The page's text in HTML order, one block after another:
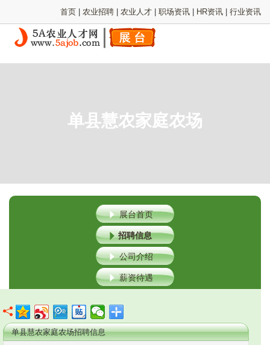
首页 农业招聘 农业人才 职场资讯 HR资讯 行业资讯
单县慧农家庭农场
展台首页
招聘信息
公司介绍
薪资待遇
单县慧农家庭农场招聘信息